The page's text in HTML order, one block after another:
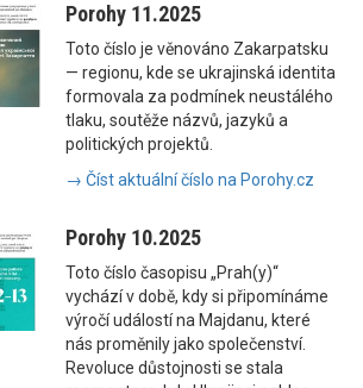
Porohy 11.2025
Toto číslo je věnováno Zakarpatsku
— regionu, kde se ukrajinská identita
formovala za podmínek neustálého
tlaku, soutěže názvů, jazyků a
politických projektů.
→ Číst aktuální číslo na Porohy.cz
Porohy 10.2025
Toto číslo časopisu „Prah(y)“
vychází v době, kdy si připomínáme
výročí událostí na Majdanu, které
nás proměnily jako společenství.
Revoluce důstojnosti se stala